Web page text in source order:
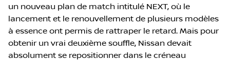
un nouveau plan de match intitulé NEXT, où le
lancement et le renouvellement de plusieurs modèles
à essence ont permis de rattraper le retard. Mais pour
obtenir un vrai deuxième souffle, Nissan devait
absolument se repositionner dans le créneau